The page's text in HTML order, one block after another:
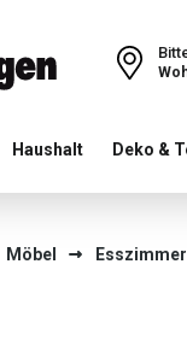
or region to
Haushalt Deko &
Möbel Esszimmer